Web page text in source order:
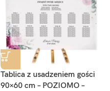
Tablica z usadzeniem gości
90×60 cm – POZIOMO –